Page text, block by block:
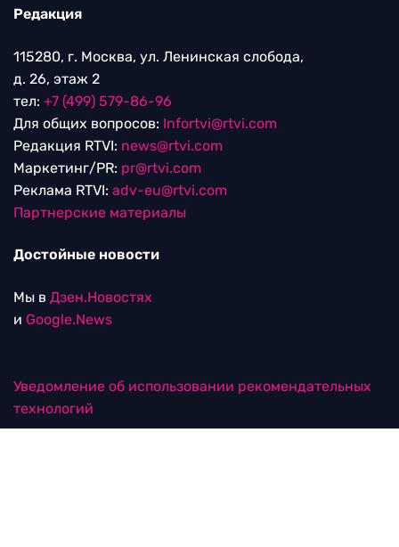
Редакция
115280, г. Москва, ул. Ленинская слобода,
д. 26, этаж 2
тел: +7 (499) 579-86-96
Для общих вопросов: Infortvi@rtvi.com
Редакция RTVI: news@rtvi.com
Маркетинг/PR: pr@rtvi.com
Реклама RTVI: adv-eu@rtvi.com
Партнерские материалы
Достойные новости
Мы в Дзен.Новостях
и Google.News
Уведомление об использовании рекомендательных
технологий